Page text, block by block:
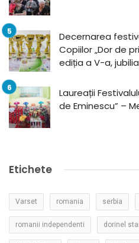
Decernarea
Copiilor „Dor de
ediția a V-a,
Laureații
de Eminescu” –
Etichete
Varset romania serbia
romanii independenti dorinel